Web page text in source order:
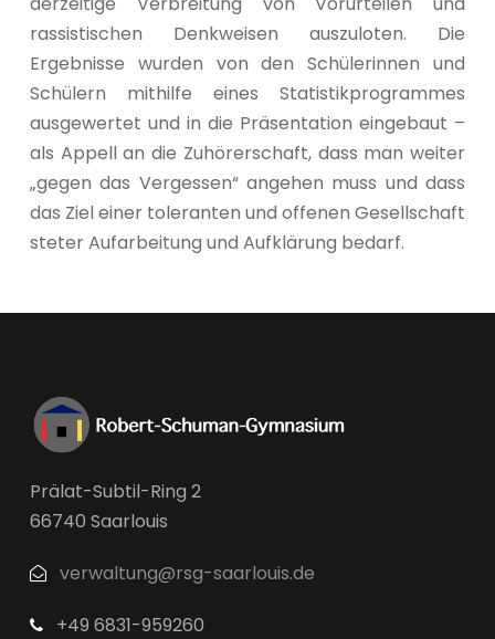
rassistischen Denkweisen auszuloten. Die
Ergebnisse wurden von den Schülerinnen und
Schülern mithilfe eines Statistikprogrammes
ausgewertet und in die Präsentation eingebaut –
als Appell an die Zuhörerschaft, dass man weiter
„gegen das Vergessen“ angehen muss und dass
das Ziel einer toleranten und offenen Gesellschaft
steter Aufarbeitung und Aufklärung bedarf.
Prälat-Subtil-Ring 2
66740 Saarlouis
verwaltung@rsg-saarlouis.de
+49 6831-959260